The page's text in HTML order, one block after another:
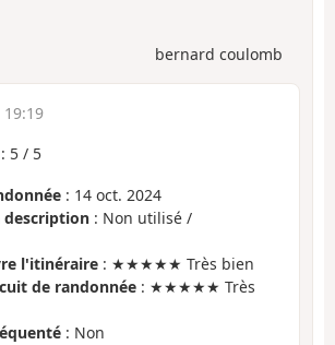
bernard coulomb
19:19
: 5 / 5
: 14 oct. 2024
description : Non utilisé /
l'itinéraire : ★★★★★ Très bien
de randonnée : ★★★★★ Très
: Non